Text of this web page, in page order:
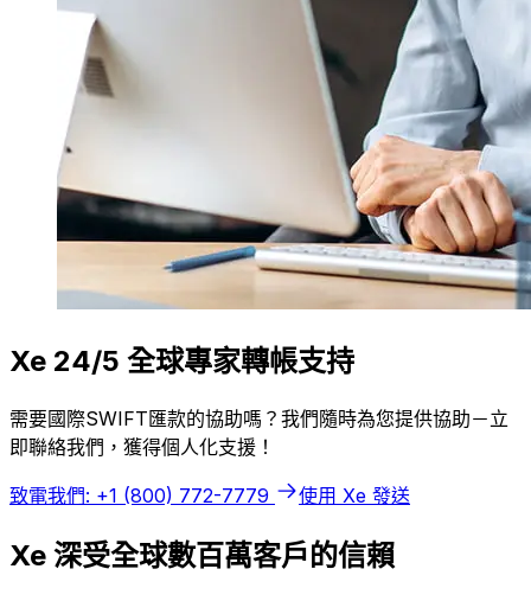
Xe 24/5 全球專家轉帳支持
需要國際SWIFT匯款的協助嗎？我們隨時為您提供協助－立
即聯絡我們，獲得個人化支援！
致電我們: +1 (800) 772-7779 使用 Xe 發送
Xe 深受全球數百萬客戶的信賴